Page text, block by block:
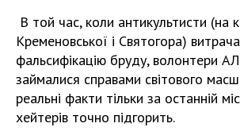
В той час, коли антикультисти (на
Кременовської і Святогора)
фальсифікацію бруду, волонтери
займалися справами світового
реальні факти тільки за останній
хейтерів точно підгорить.